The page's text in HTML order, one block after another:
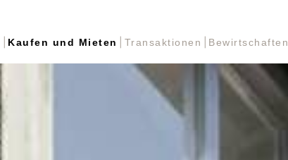
Kaufen und Mieten Transaktionen Bewirtschaften